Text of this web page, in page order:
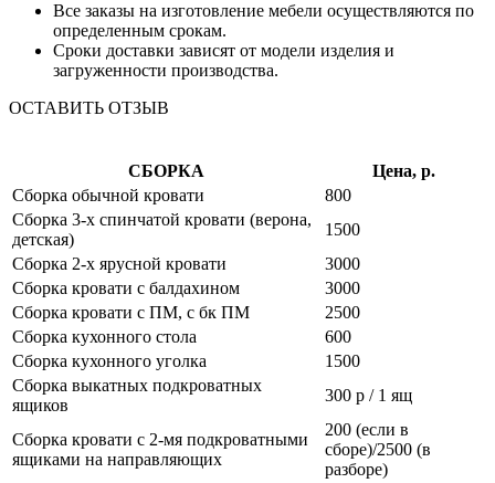
Все заказы на изготовление мебели осуществляются по
определенным срокам.
Сроки доставки зависят от модели изделия и
загруженности производства.
ОСТАВИТЬ ОТЗЫВ
СБОРКА
Цена, р.
Сборка обычной кровати
800
Сборка 3-х спинчатой кровати (верона,
детская)
1500
Сборка 2-х ярусной кровати
3000
Сборка кровати с балдахином
3000
Сборка кровати с ПМ, с бк ПМ
2500
Сборка кухонного стола
600
Сборка кухонного уголка
1500
Сборка выкатных подкроватных
ящиков
300 р / 1 ящ
Сборка кровати с 2-мя подкроватными
ящиками на направляющих
200 (если в
сборе)/2500 (в
разборе)